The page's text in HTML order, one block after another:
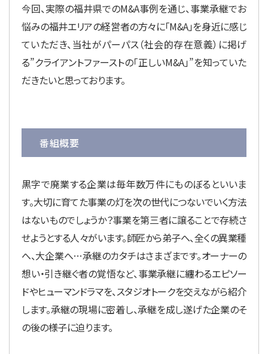
今回、実際の福井県でのM&A事例を通じ、事業承継でお
悩みの福井エリアの経営者の方々に「M&A」を身近に感じ
ていただき、当社がパーパス（社会的存在意義）に掲げ
る”クライアントファーストの「正しいM&A」”を知っていた
だきたいと思っております。
番組概要
黒字で廃業する企業は毎年数万件にものぼるといいま
す。大切に育てた事業の灯を次の世代につないでいく方法
はないものでしょうか？事業を第三者に譲ることで存続さ
せようとする人々がいます。師匠から弟子へ、全くの異業種
へ、大企業へ…承継のカタチはさまざまです。オーナーの
想い・引き継ぐ者の覚悟など、事業承継に纏わるエピソー
ドやヒューマンドラマを、スタジオトークを交えながら紹介
します。承継の現場に密着し、承継を成し遂げた企業のそ
の後の様子に迫ります。